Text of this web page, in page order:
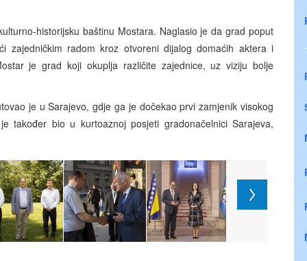
historijsku baštinu Mostara. Naglasio je da grad poput
zajedničkim radom kroz otvoreni dijalog domaćih aktera i
je grad koji okuplja različite zajednice, uz viziju bolje
je u Sarajevo, gdje ga je dočekao prvi zamjenik visokog
također bio u kurtoaznoj posjeti gradonačelnici Sarajeva,